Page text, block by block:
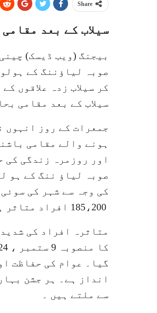
Share
سیلاب کے بعد
بیجنگ (ویب ڈیسک)
صوبہ لیاؤننگ کے
کر سیلاب زدہ علاقوں
سیلاب کے بعد مقامی
جمعرات کے روز انہوں
ہونے والے مقامی
صوبہ لیاؤ ننگ کے ہو
متاثرہ افراد کی
گیا۔ عوام کی حفاظت
انداز ہے۔ ہر جشن
سے ملتے ہیں ۔